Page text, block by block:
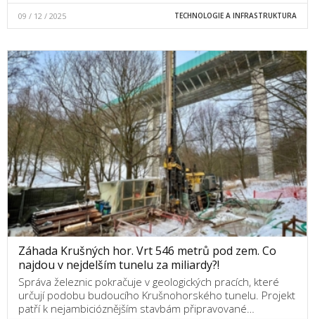
09 / 12 / 2025 TECHNOLOGIE A INFRASTRUKTURA
Záhada Krušných hor. Vrt 546 metrů pod zem. Co
najdou v nejdelším tunelu za miliardy?!
Správa železnic pokračuje v geologických pracích, které
určují podobu budoucího Krušnohorského tunelu. Projekt
patří k nejambicióznějším stavbám připravované…